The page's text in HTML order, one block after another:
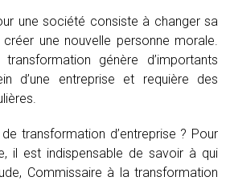
une société consiste à changer sa
une nouvelle personne morale.
génère d’importants
d’une entreprise et requière des
transformation d’entreprise ? Pour
il est indispensable de savoir à qui
Commissaire à la transformation